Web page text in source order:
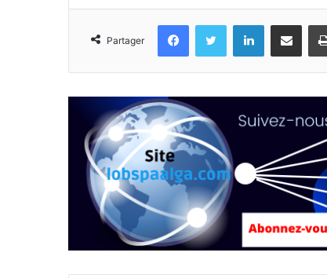
Partager
FacebookTwitter LinkedinPartager par email